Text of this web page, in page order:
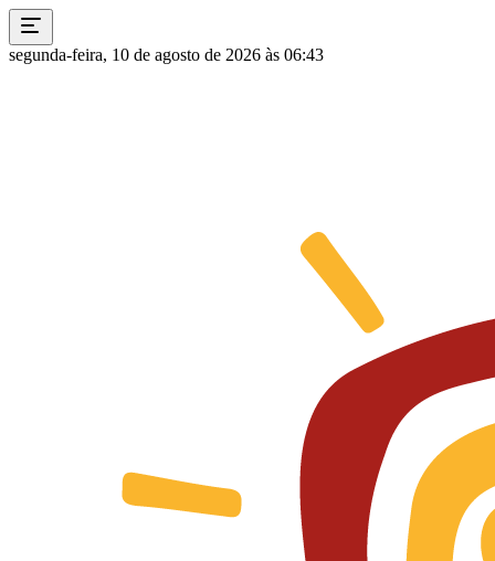
segunda-feira, 10 de agosto de 2026 às 06:43